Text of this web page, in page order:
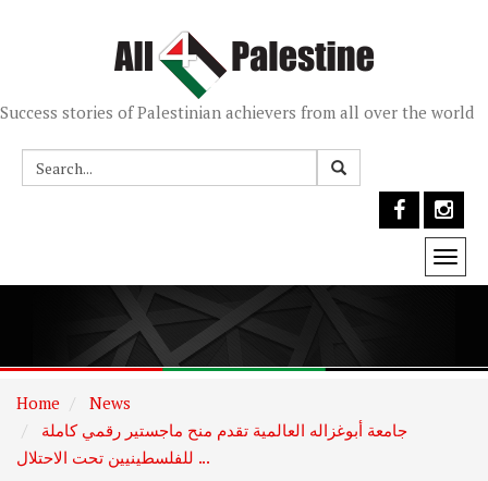
Success stories of Palestinian achievers from all over the world
Home
News
للفلسطينيين تحت الاحتلال ...